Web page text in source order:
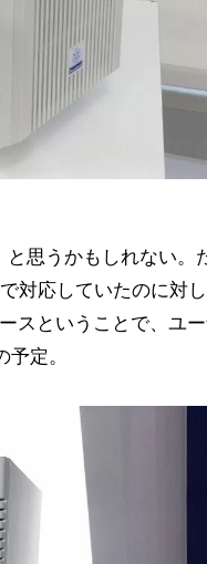
思うかもしれない。
対応していたのに対
スということで、ユ
定。